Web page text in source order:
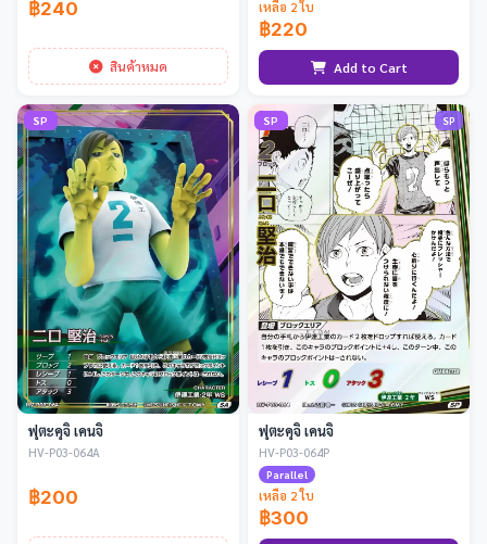
฿240
สินค้าหมด
เหลือ 2 ใบ
฿220
Add to Cart
SP
ฟุตะคุจิ เคนจิ
HV-P03-064A
฿200
SP SP
ฟุตะคุจิ เคนจิ
HV-P03-064P
Parallel
เหลือ 2 ใบ
฿300